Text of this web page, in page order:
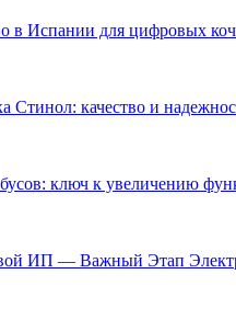
в Испании для цифровых
Стинол: качество и
ключ к увеличению
ИП — Важный Этап